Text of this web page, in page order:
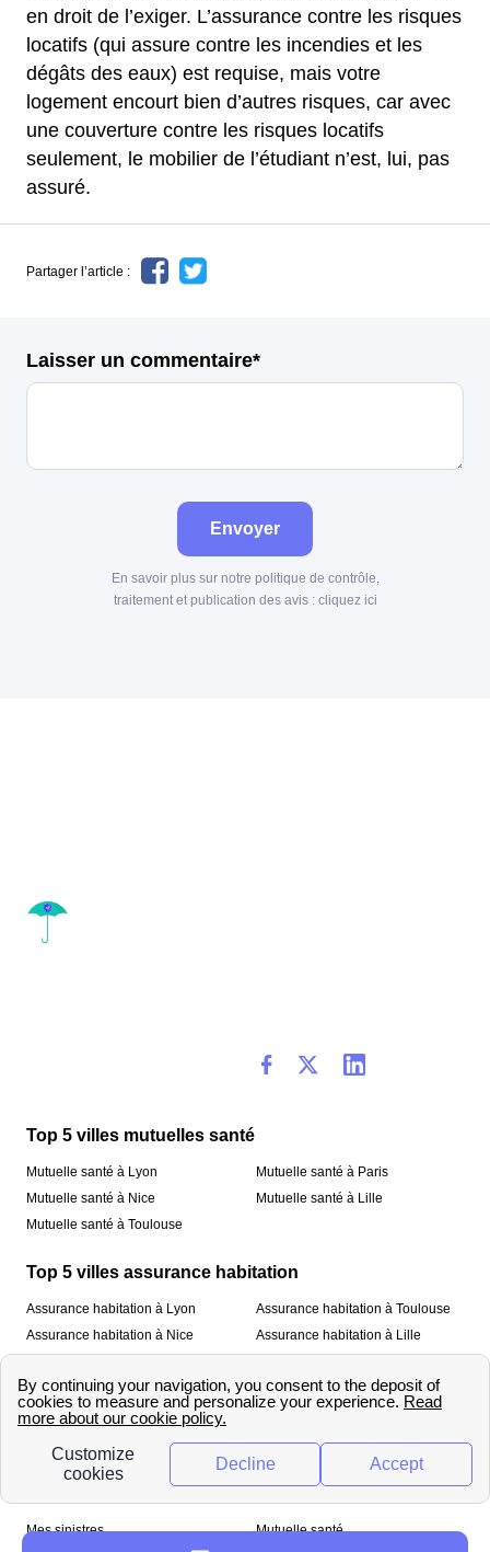
en droit de l’exiger. L’assurance contre les risques
locatifs (qui assure contre les incendies et les
dégâts des eaux) est requise, mais votre
logement encourt bien d’autres risques, car avec
une couverture contre les risques locatifs
seulement, le mobilier de l’étudiant n’est, lui, pas
assuré.
Partager l’article :
Laisser un commentaire*
Envoyer
En savoir plus sur notre politique de contrôle,
traitement et publication des avis : cliquez ici
Top 5 villes mutuelles santé
Mutuelle santé à Lyon
Mutuelle santé à Nice
Mutuelle santé à Toulouse
Mutuelle santé à Paris
Mutuelle santé à Lille
Top 5 villes assurance habitation
Assurance habitation à Lyon
Assurance habitation à Nice
Assurance habitation à Toulouse
Assurance habitation à Lille
À propos
Qui sommes-nous ? Mentions légales
Mes sinistres
Mutuelle santé